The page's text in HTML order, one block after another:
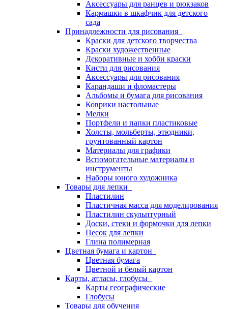
Аксессуары для ранцев и рюкзаков
Кармашки в шкафчик для детского
сада
Принадлежности для рисования
Краски для детского творчества
Краски художественные
Декоративные и хобби краски
Кисти для рисования
Аксессуары для рисования
Карандаши и фломастеры
Альбомы и бумага для рисования
Коврики настольные
Мелки
Портфели и папки пластиковые
Холсты, мольберты, этюдники,
грунтованный картон
Материалы для графики
Вспомогательные материалы и
инструменты
Наборы юного художника
Товары для лепки
Пластилин
Пластичная масса для моделирования
Пластилин скульптурный
Доски, стеки и формочки для лепки
Песок для лепки
Глина полимерная
Цветная бумага и картон
Цветная бумага
Цветной и белый картон
Карты, атласы, глобусы
Карты географические
Глобусы
Товары для обучения